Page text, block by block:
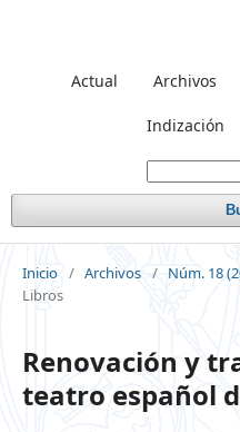
Actual Archivos
Indización
Inicio / Archivos / Núm. 18
Libros
Renovación y
teatro español